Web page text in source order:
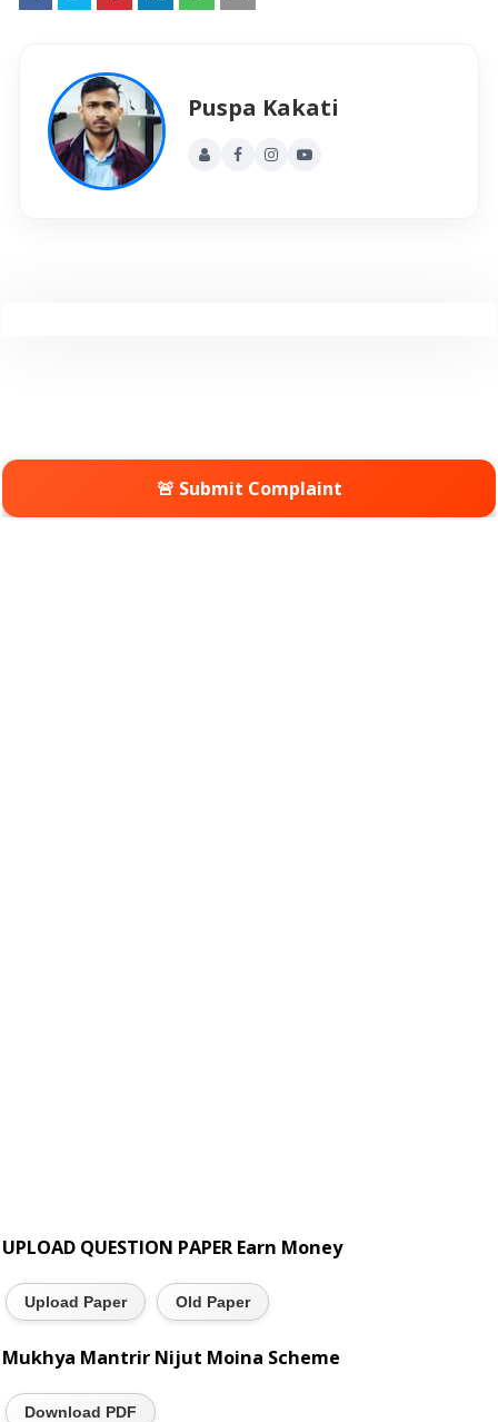
Puspa Kakati
🚨 Submit Complaint
UPLOAD QUESTION PAPER Earn Money
Upload Paper Old Paper
Mukhya Mantrir Nijut Moina Scheme
Download PDF